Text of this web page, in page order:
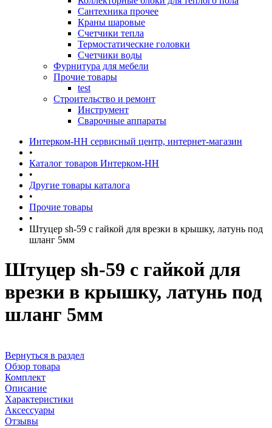
Сантехника прочее
Краны шаровые
Счетчики тепла
Термоcтатические головки
Счетчики воды
Фурнитура для мебели
Прочие товары
test
Строительство и ремонт
Инструмент
Сварочные аппараты
Интерком-НН сервисный центр, интернет-магазин
•
Каталог товаров Интерком-НН
•
Другие товары каталога
•
Прочие товары
•
Штуцер sh-59 с гайкой для врезки в крышку, латунь под
шланг 5мм
Штуцер sh-59 с гайкой для
врезки в крышку, латунь под
шланг 5мм
Вернуться в раздел
Обзор товара
Комплект
Описание
Характеристики
Аксессуары
Отзывы